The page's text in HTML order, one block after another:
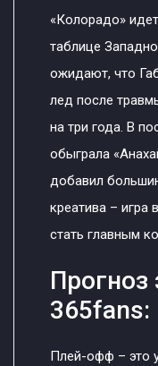
«Колорадо»
таблице
ожидают, что
лед после
на три года. В
обыграла
добавил
креатива – игра
стать главным
Прогноз
365fans:
Плей-офф – это